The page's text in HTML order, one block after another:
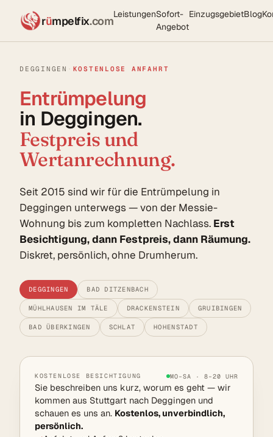
rümpelfix.comLeistungenSofort-
Angebot
EinzugsgebietBlog
DEGGINGEN · KOSTENLOSE ANFAHRT
Entrümpelung
in Deggingen.
Festpreis und
Wertanrechnung.
Seit 2015 sind wir für die Entrümpelung in
Deggingen unterwegs — von der Messie-
Wohnung bis zum kompletten Nachlass. Erst
Besichtigung, dann Festpreis, dann Räumung.
Diskret, persönlich, ohne Drumherum.
DEGGINGEN BAD DITZENBACH
MÜHLHAUSEN IM TÄLE DRACKENSTEIN GRUIBINGEN
BAD ÜBERKINGEN SCHLAT HOHENSTADT
KOSTENLOSE BESICHTIGUNG MO–SA · 8–20 UHR
Sie beschreiben uns kurz, worum es geht — wir
kommen aus Stuttgart nach Deggingen und
schauen es uns an. Kostenlos, unverbindlich,
persönlich.